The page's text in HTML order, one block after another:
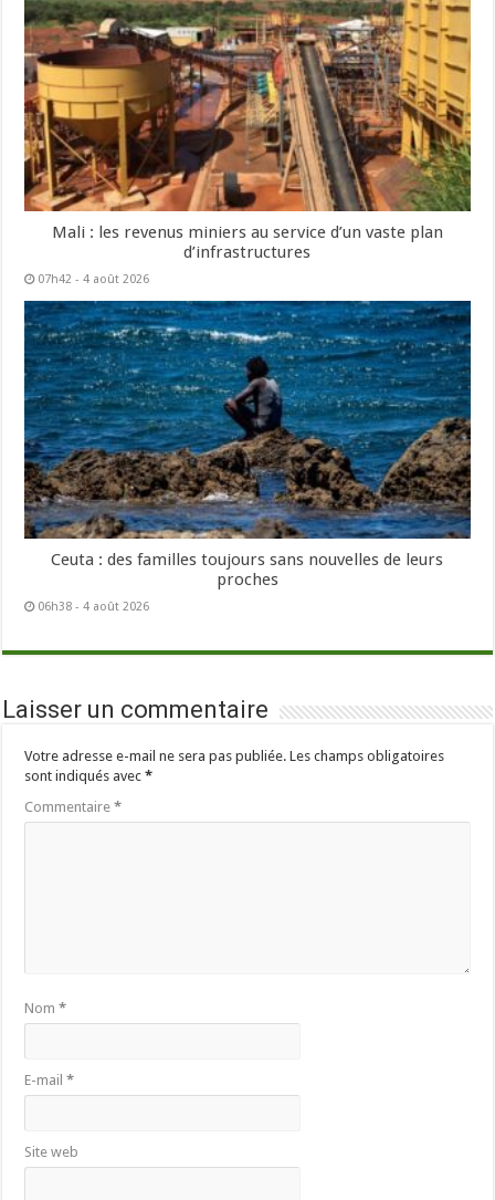
Mali : les revenus miniers au service d’un vaste plan
d’infrastructures
07h42 - 4 août 2026
Ceuta : des familles toujours sans nouvelles de leurs
proches
06h38 - 4 août 2026
Laisser un commentaire
Votre adresse e-mail ne sera pas publiée. Les champs obligatoires
sont indiqués avec*
Commentaire*
Nom*
E-mail*
Site web